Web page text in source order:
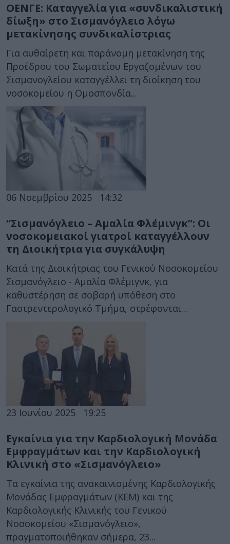
ΟΕΝΓΕ: Καταγγελία για «συνδικαλιστική
δίωξη» στο Σισμανόγλειο λόγω
μετακίνησης συνδικαλίστριας
Για αυθαίρετη και παράνομη μετακίνηση της
Προέδρου του Σωματείου Εργαζομένων του
Σισμανογλείου καταγγέλλει τη διοίκηση του
νοσοκομείου η Ομοσπονδία...
06 Νοεμβρίου 2025 14:32
“Σισμανόγλειο – Αμαλία Φλέμινγκ”: Οι
νοσοκομειακοί γιατροί καταγγέλλουν
τη Διοικήτρια για συγκάλυψη
Κατά της Διοικήτριας του Γενικού Νοσοκομείου
Σισμανόγλειο - Αμαλία Φλέμιγνκ, για
καθυστέρηση σε σοβαρή υπόθεση στο
Γαστρεντερολογικό Τμήμα, στρέφονται...
23 Ιουνίου 2025 19:25
Εγκαίνια για την Καρδιολογική Μονάδα
Εμφραγμάτων και την Καρδιολογική
Κλινική στο «Σισμανόγλειο»
Τα εγκαίνια της ανακαινισμένης Καρδιολογικής
Μονάδας Εμφραγμάτων (ΚΕΜ) και της
Καρδιολογικής Κλινικής του Γενικού
Νοσοκομείου «Σισμανόγλειο»,
πραγματοποιήθηκαν σήμερα, 23...